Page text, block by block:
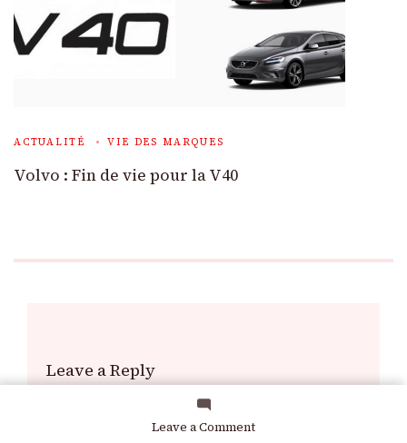
Leave a Commenton
ACTUALITÉ VIE DES MARQUES
Volvo : Fin de vie pour la V40
Leave a Reply
Your email address will not be published.
fields are marked*